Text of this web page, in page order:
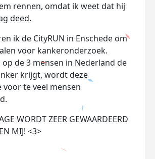
rennen, omdat ik weet dat hij
deed.
ik de CityRUN in Enschede om
voor kankeronderzoek.
op de 3 mensen in Nederland de
krijgt, wordt deze
te veel mensen
WORDT ZEER GEWAARDEERD
MIJ! <3>